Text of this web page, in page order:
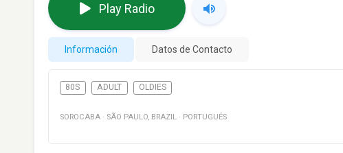
Play Radio
Información Datos de Contacto
80S ADULT OLDIES
SOROCABA · SÃO PAULO, BRAZIL · PORTUGUÉS